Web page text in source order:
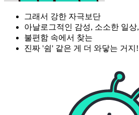
그래서 강한 자극보단
아날로그적인 감성, 소소한 일상,
불편함 속에서 찾는
진짜 '쉼' 같은 게 더 와닿는 거지!